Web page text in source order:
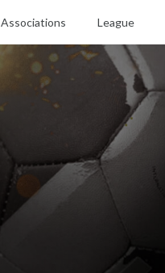
Associations League